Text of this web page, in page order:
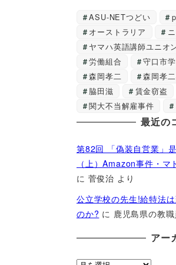
ASU-NETつどい
オーストラリア
ヤマハ英語講師ユニオ
労働組合
守口市
森岡孝二
森岡孝
脇田滋
賃金窃盗
関大不当解雇事件
最近の
第82回 「偽装自営業」
（上）Amazon事件・
に 菅俊治 より
公立学校の先生!給特法
のか? に 鹿児島県の教
アー